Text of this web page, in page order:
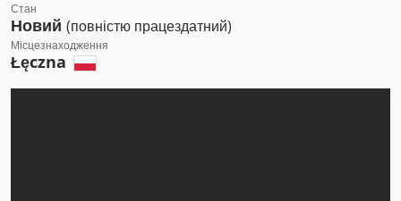
Стан
Новий (повністю працездатний)
Місцезнаходження
Łęczna